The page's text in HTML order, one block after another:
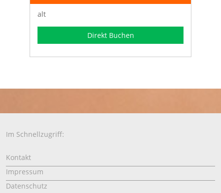
alt
Direkt Buchen
Im Schnellzugriff:
Kontakt
Impressum
Datenschutz